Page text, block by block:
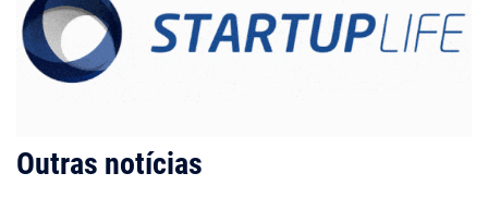
Outras notícias